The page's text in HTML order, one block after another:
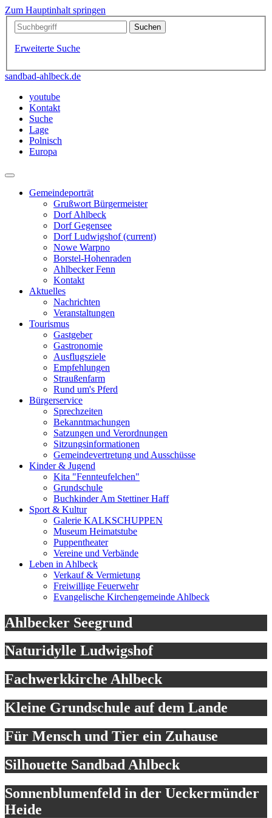
Zum Hauptinhalt springen
Erweiterte Suche
sandbad-ahlbeck.de
youtube
Kontakt
Suche
Lage
Polnisch
Europa
Gemeindeporträt
Grußwort Bürgermeister
Dorf Ahlbeck
Dorf Gegensee
Dorf Ludwigshof(current)
Nowe Warpno
Borstel-Hohenraden
Ahlbecker Fenn
Kontakt
Aktuelles
Nachrichten
Veranstaltungen
Tourismus
Gastgeber
Gastronomie
Ausflugsziele
Empfehlungen
Straußenfarm
Rund um's Pferd
Bürgerservice
Sprechzeiten
Bekanntmachungen
Satzungen und Verordnungen
Sitzungsinformationen
Gemeindevertretung und Ausschüsse
Kinder & Jugend
Kita "Fennteufelchen"
Grundschule
Buchkinder Am Stettiner Haff
Sport & Kultur
Galerie KALKSCHUPPEN
Museum Heimatstube
Puppentheater
Vereine und Verbände
Leben in Ahlbeck
Verkauf & Vermietung
Freiwillige Feuerwehr
Evangelische Kirchengemeinde Ahlbeck
Ahlbecker Seegrund
Naturidylle Ludwigshof
Fachwerkkirche Ahlbeck
Kleine Grundschule auf dem Lande
Für Mensch und Tier ein Zuhause
Silhouette Sandbad Ahlbeck
Sonnenblumenfeld in der Ueckermünder
Heide